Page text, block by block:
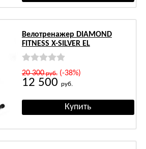
Велотренажер DIAMOND
FITNESS X-SILVER EL
20 300руб.(-38%)
12 500 руб.